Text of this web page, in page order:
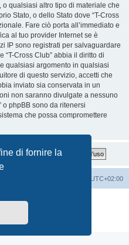
di fornire la
qualsiasi altro tipo di materiale che
Stato, o dello Stato dove “T-Cross
Fare ciò porta all’immediato e
al tuo provider Internet se è
IP sono registrati per salvaguardare
“T-Cross Club” abbia il diritto di
qualsiasi argomento in qualsiasi
di questo servizio, accetti che
inviato sia conservata in un
non saranno divulgate a nessuno
o phpBB sono da ritenersi
che possa compromettere
UTC+02:00